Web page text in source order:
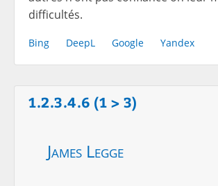
difficultés.
Bing DeepL Google Yandex
1.2.3.4.6 (1 > 3)
James Legge